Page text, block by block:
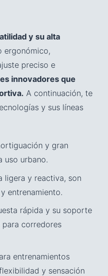
y su alta
ergonómico,
preciso e
innovadores que
A continuación, te
y sus líneas
y gran
uso urbano.
ligera y reactiva, son
entrenamiento.
rápida y su soporte
para corredores
entrenamientos
y sensación